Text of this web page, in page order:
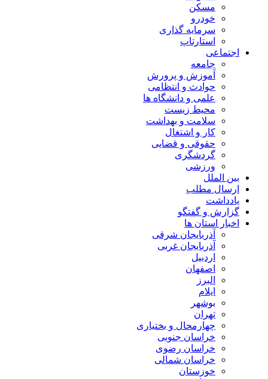
مسکن
خودرو
سرمایه گذاری
استارتاپ
اجتماعی
جامعه
آموزش و پرورش
حوادث و انتظامی
علمی و دانشگاه ها
محیط زیست
سلامت و بهداشت
کار و اشتغال
حقوقی و قضایی
گردشگری
ورزشی
بین الملل
ارسال مطلب
یادداشت
گزارش و گفتگو
اخبار استان ها
آذربایجان شرقی
آذربایجان غربی
اردبیل
اصفهان
البرز
ایلام
بوشهر
تهران
چهارمحال و بختیاری
خراسان جنوبی
خراسان رضوی
خراسان شمالی
خوزستان